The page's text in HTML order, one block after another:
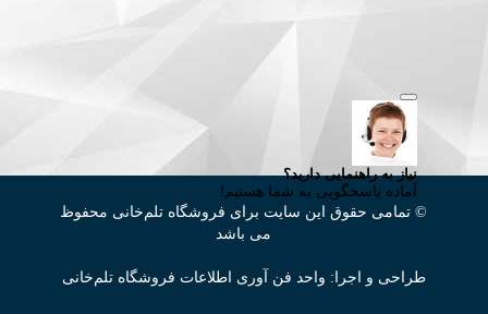
© تمامی حقوق این سایت برای فروشگاه تلم‌خانی محفوظ
می باشد
طراحی و اجرا: واحد فن آوری اطلاعات فروشگاه تلم‌خانی